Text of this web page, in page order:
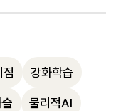
데이터 학습을
질적 변화를 가
엄청난 전력을
인공지능은 인
점 강화학습
물리적AI